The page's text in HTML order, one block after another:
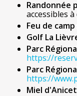
Randonnée
accessibles
Feu de
Golf La
Parc
https://
Parc
https://
Miel d'Anicet